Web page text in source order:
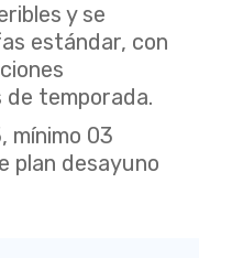
y se
estándar, con
temporada.
mínimo 03
plan desayuno